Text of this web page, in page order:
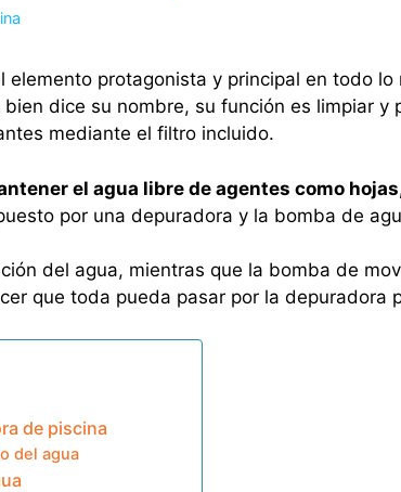
elemento protagonista y principal en todo
dice su nombre, su función es limpiar y
mediante el filtro incluido.
el agua libre de agentes como
por una depuradora y la bomba de
del agua, mientras que la bomba de
que toda pueda pasar por la depuradora
de piscina
del agua